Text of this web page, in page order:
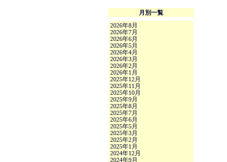
月別一覧
2026年8月
2026年7月
2026年6月
2026年5月
2026年4月
2026年3月
2026年2月
2026年1月
2025年12月
2025年11月
2025年10月
2025年9月
2025年8月
2025年7月
2025年6月
2025年5月
2025年3月
2025年2月
2025年1月
2024年12月
2024年9月